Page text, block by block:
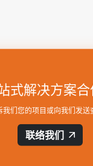
式解决方案合
我们您的项目或向我们发送
联络我们